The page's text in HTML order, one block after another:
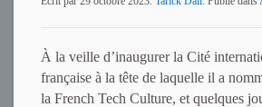
À la veille d’inaugurer la Cité
française à la tête de laquelle il a
la French Tech Culture, et quelques